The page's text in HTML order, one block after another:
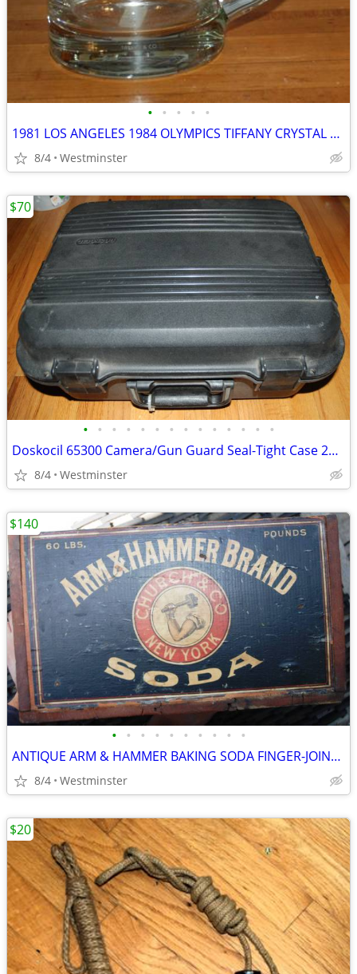
• • • • •
1981 LOS ANGELES 1984 OLYMPICS TIFFANY CRYSTAL MUG ABC EXEC GIFT
8/4 Westminster
• • • • • • • • • • • • • •
Doskocil 65300 Camera/Gun Guard Seal-Tight Case 20" x 16" x 9"
8/4 Westminster
$70
• • • • • • • • • •
ANTIQUE ARM & HAMMER BAKING SODA FINGER-JOINTED WOODEN CRATE, W/STAMP
8/4 Westminster
$140
$20